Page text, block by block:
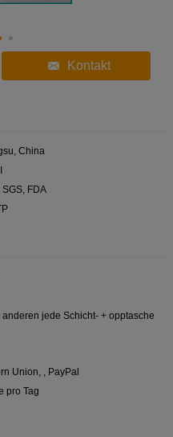
Kontakt
China
SGS, FDA
jede Schicht- + opptasche
Union, , PayPal
pro Tag